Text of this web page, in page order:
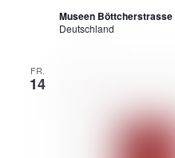
Museen Böttcherstrasse
Deutschland
FR.
14